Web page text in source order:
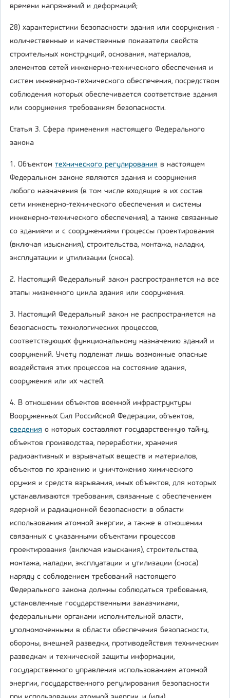
времени напряжений и деформаций;
28) характеристики безопасности здания или сооружения -
количественные и качественные показатели свойств
строительных конструкций, основания, материалов,
элементов сетей инженерно-технического обеспечения и
систем инженерно-технического обеспечения, посредством
соблюдения которых обеспечивается соответствие здания
или сооружения требованиям безопасности.
Статья 3. Сфера применения настоящего Федерального
закона
1. Объектом технического регулирования в настоящем
Федеральном законе являются здания и сооружения
любого назначения (в том числе входящие в их состав
сети инженерно-технического обеспечения и системы
инженерно-технического обеспечения), а также связанные
со зданиями и с сооружениями процессы проектирования
(включая изыскания), строительства, монтажа, наладки,
эксплуатации и утилизации (сноса).
2. Настоящий Федеральный закон распространяется на все
этапы жизненного цикла здания или сооружения.
3. Настоящий Федеральный закон не распространяется на
безопасность технологических процессов,
соответствующих функциональному назначению зданий и
сооружений. Учету подлежат лишь возможные опасные
воздействия этих процессов на состояние здания,
сооружения или их частей.
4. В отношении объектов военной инфраструктуры
Вооруженных Сил Российской Федерации, объектов,
сведения о которых составляют государственную тайну,
объектов производства, переработки, хранения
радиоактивных и взрывчатых веществ и материалов,
объектов по хранению и уничтожению химического
оружия и средств взрывания, иных объектов, для которых
устанавливаются требования, связанные с обеспечением
ядерной и радиационной безопасности в области
использования атомной энергии, а также в отношении
связанных с указанными объектами процессов
проектирования (включая изыскания), строительства,
монтажа, наладки, эксплуатации и утилизации (сноса)
наряду с соблюдением требований настоящего
Федерального закона должны соблюдаться требования,
установленные государственными заказчиками,
федеральными органами исполнительной власти,
уполномоченными в области обеспечения безопасности,
обороны, внешней разведки, противодействия техническим
разведкам и технической защиты информации,
государственного управления использованием атомной
энергии, государственного регулирования безопасности